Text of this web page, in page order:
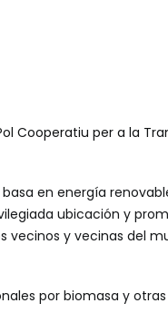
Cooperatiu per a la
en energía
ubicación y
vecinos y vecinas del
por biomasa y